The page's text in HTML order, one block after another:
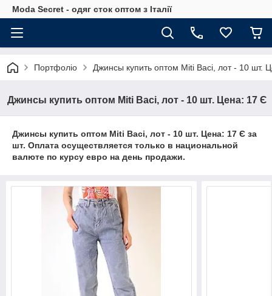
Moda Secret - одяг сток оптом з Італії
Портфоліо Джинсы купить оптом Miti Baci, лот - 10 шт.
Джинсы купить оптом Miti Baci, лот - 10 шт. Цена: 17 Є
Джинсы купить оптом Miti Baci, лот - 10 шт. Цена: 17 Є за
шт. Оплата осуществляется только в национальной
валюте по курсу евро на день продажи.